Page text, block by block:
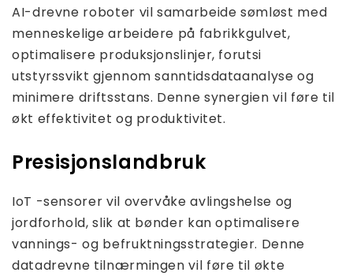
AI-drevne roboter vil samarbeide sømløst med
menneskelige arbeidere på fabrikkgulvet,
optimalisere produksjonslinjer, forutsi
utstyrssvikt gjennom sanntidsdataanalyse og
minimere driftsstans. Denne synergien vil føre til
økt effektivitet og produktivitet.
Presisjonslandbruk
IoT -sensorer vil overvåke avlingshelse og
jordforhold, slik at bønder kan optimalisere
vannings- og befruktningsstrategier. Denne
datadrevne tilnærmingen vil føre til økte